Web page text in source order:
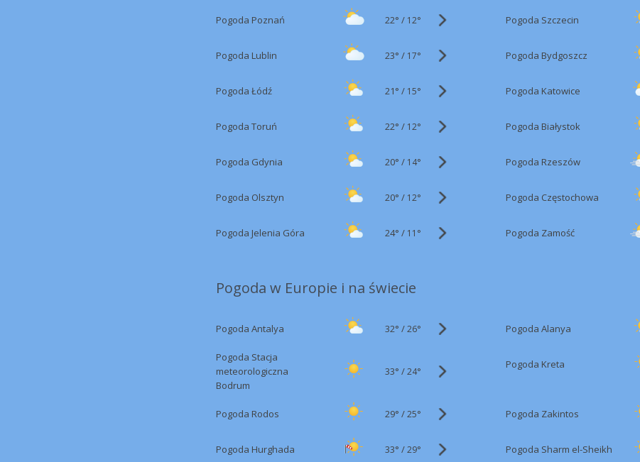
Pogoda Poznań 22° / 12° Pogoda Szczecin
Pogoda Lublin 23° / 17° Pogoda Bydgoszcz
Pogoda Łódź 21° / 15° Pogoda Katowice
Pogoda Toruń 22° / 12° Pogoda Białystok
Pogoda Gdynia 20° / 14° Pogoda Rzeszów
Pogoda Olsztyn 20° / 12° Pogoda Częstochowa
Pogoda Jelenia Góra 24° / 11° Pogoda Zamość
Pogoda w Europie i na świecie
Pogoda Antalya 32° /26° Pogoda Alanya
Pogoda Stacja
meteorologiczna
Bodrum
33° /24°
Pogoda Kreta
Pogoda Rodos 29° /25° Pogoda Zakintos
Pogoda Hurghada 33° /29° Pogoda Sharm el-Sheikh